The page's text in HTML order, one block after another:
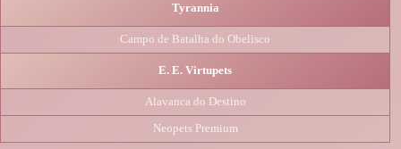
Tyrannia
Campo de Batalha do Obelisco
E. E. Virtupets
Alavanca do Destino
Neopets Premium